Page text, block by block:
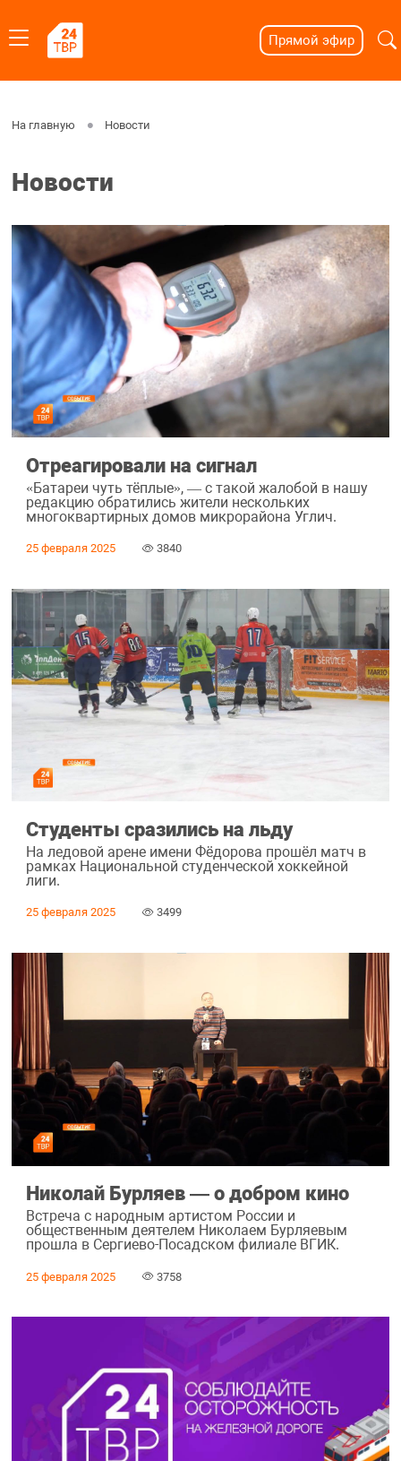
Прямой эфир
На главную Новости
Новости
Отреагировали на сигнал
«Батареи чуть тёплые», — с такой жалобой в нашу
редакцию обратились жители нескольких
многоквартирных домов микрорайона Углич.
25 февраля 2025 3840
Студенты сразились на льду
На ледовой арене имени Фёдорова прошёл матч в
рамках Национальной студенческой хоккейной
лиги.
25 февраля 2025 3499
Николай Бурляев — о добром кино
Встреча с народным артистом России и
общественным деятелем Николаем Бурляевым
прошла в Сергиево-Посадском филиале ВГИК.
25 февраля 2025 3758